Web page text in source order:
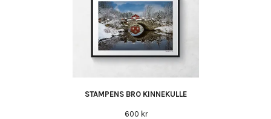
STAMPENS BRO KINNEKULLE
600 kr